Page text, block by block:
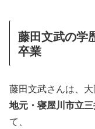
藤田文武の学
卒業
藤田文武さんは、大
地元・寝屋川市立
て、